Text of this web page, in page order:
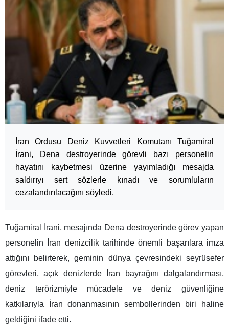
İran Ordusu Deniz Kuvvetleri Komutanı Tuğamiral
İrani, Dena destroyerinde görevli bazı personelin
hayatını kaybetmesi üzerine yayımladığı mesajda
saldırıyı sert sözlerle kınadı ve sorumluların
cezalandırılacağını söyledi.
Tuğamiral İrani, mesajında Dena destroyerinde görev yapan
personelin İran denizcilik tarihinde önemli başarılara imza
attığını belirterek, geminin dünya çevresindeki seyrüsefer
görevleri, açık denizlerde İran bayrağını dalgalandırması,
deniz terörizmiyle mücadele ve deniz güvenliğine
katkılarıyla İran donanmasının sembollerinden biri haline
geldiğini ifade etti.